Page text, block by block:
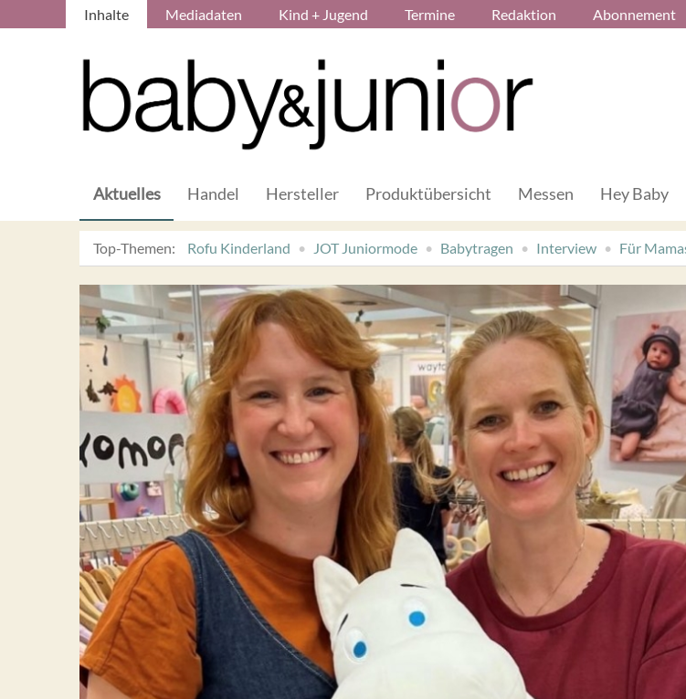
Inhalte Mediadaten Kind + Jugend Termine Redaktion Abonnement
Aktuelles Handel Hersteller Produktübersicht Messen Hey Baby
Top-Themen: Rofu Kinderland JOT Juniormode Babytragen Interview Für